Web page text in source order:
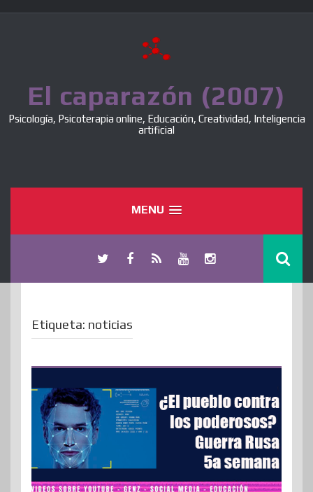
El caparazón (2007)
Psicología, Psicoterapia online, Educación, Creatividad, Inteligencia
artificial
MENU
Etiqueta: noticias